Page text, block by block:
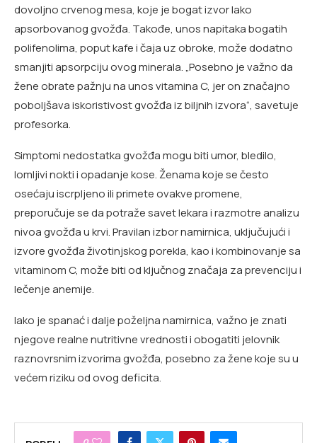
dovoljno crvenog mesa, koje je bogat izvor lako
apsorbovanog gvožđa. Takođe, unos napitaka bogatih
polifenolima, poput kafe i čaja uz obroke, može dodatno
smanjiti apsorpciju ovog minerala. „Posebno je važno da
žene obrate pažnju na unos vitamina C, jer on značajno
poboljšava iskoristivost gvožđa iz biljnih izvora“, savetuje
profesorka.
Simptomi nedostatka gvožđa mogu biti umor, bledilo,
lomljivi nokti i opadanje kose. Ženama koje se često
osećaju iscrpljeno ili primete ovakve promene,
preporučuje se da potraže savet lekara i razmotre analizu
nivoa gvožđa u krvi. Pravilan izbor namirnica, uključujući i
izvore gvožđa životinjskog porekla, kao i kombinovanje sa
vitaminom C, može biti od ključnog značaja za prevenciju i
lečenje anemije.
Iako je spanać i dalje poželjna namirnica, važno je znati
njegove realne nutritivne vrednosti i obogatiti jelovnik
raznovrsnim izvorima gvožđa, posebno za žene koje su u
većem riziku od ovog deficita.